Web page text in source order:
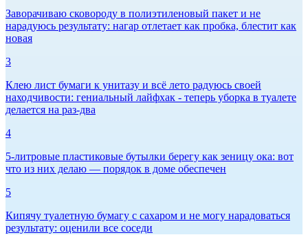
Заворачиваю сковороду в полиэтиленовый пакет и не
нарадуюсь результату: нагар отлетает как пробка, блестит как
новая
3
Клею лист бумаги к унитазу и всё лето радуюсь своей
находчивости: гениальный лайфхак - теперь уборка в туалете
делается на раз-два
4
5-литровые пластиковые бутылки берегу как зеницу ока: вот
что из них делаю — порядок в доме обеспечен
5
Кипячу туалетную бумагу с сахаром и не могу нарадоваться
результату: оценили все соседи